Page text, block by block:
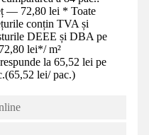
— 72,80 lei * Toate
conțin TVA și
DEEE și DBA pe
72,80 lei*/ m²
la 65,52 lei pe
(65,52 lei/ pac.)